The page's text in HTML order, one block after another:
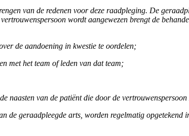
van de redenen voor deze raadpleging. De
wordt aangewezen brengt de
de aandoening in kwestie te oordelen;
met het team of leden van dat team;
naasten van de patiënt die door de vertrouwenspersoon
geraadpleegde arts, worden regelmatig opgetekend